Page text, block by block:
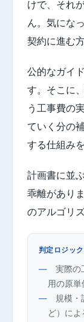
けで、それ
ん。気にな
契約に進む
公的なガイ
す。そこに
う工事費の
ていく分の
する仕組み
計画書に並
乖離があり
のアルゴリ
判定ロジッ
実際の
用の原単
規模・
ど）に